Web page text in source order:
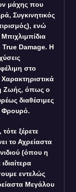
μάχης που
Συγκινητικός
ενώ
True Damage. Η
στο
Ζωής, όπως ο
διαθέσιμες
Φρουρό.
ξέρετε
το Αχρείαστα
(όπου η
εντελώς
Μεγάλου